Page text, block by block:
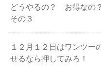
どうやるの？ お得なの
その３
１２月１２日はワンツー
せるなら押してみろ！